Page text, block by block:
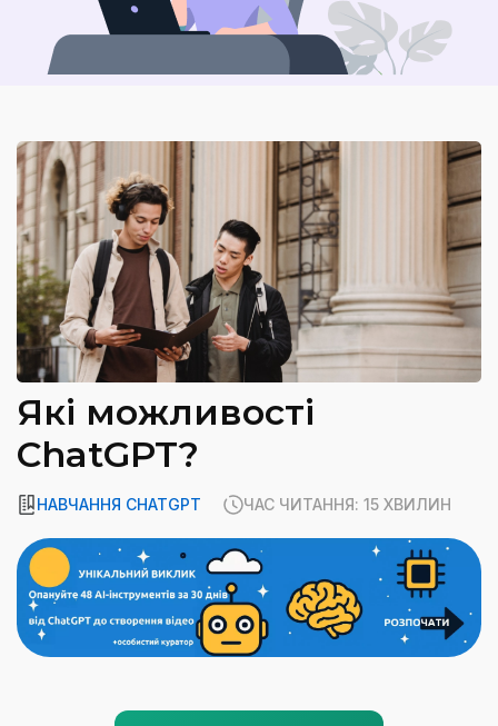
Які можливості
ChatGPT?
НАВЧАННЯ CHATGPT ЧАС ЧИТАННЯ: 15 ХВИЛИН